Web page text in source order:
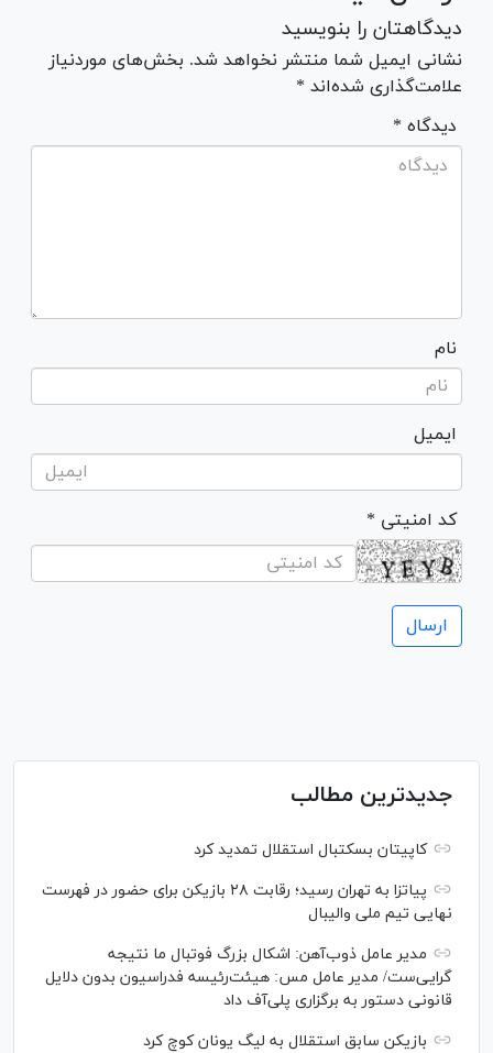
دیدگاهتان را بنویسید
نشانی ایمیل شما منتشر نخواهد شد. بخش‌های موردنیاز
علامت‌گذاری شده‌اند *
* دیدگاه
نام
ایمیل
* کد امنیتی
جدیدترین مطالب
کاپیتان بسکتبال استقلال تمدید کرد
پیاتزا به تهران رسید؛ رقابت ۲۸ بازیکن برای حضور در فهرست
نهایی تیم ملی والیبال
مدیر عامل ذوب‌آهن: اشکال بزرگ فوتبال ما نتیجه
گرایی‌ست/ مدیر عامل مس: هیئت‌رئیسه فدراسیون بدون دلایل
قانونی دستور به برگزاری پلی‌آف داد
بازیکن سابق استقلال به لیگ یونان کوچ کرد